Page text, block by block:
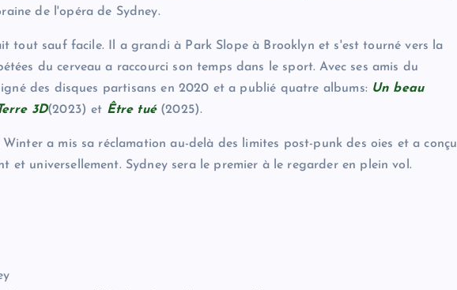
de l'opéra de Sydney.
tout sauf facile. Il a grandi à Park Slope à Brooklyn et s'est tourné vers la
du cerveau a raccourci son temps dans le sport. Avec ses amis du
des disques partisans en 2020 et a publié quatre albums: Un beau
3D(2023) et Être tué(2025).
a mis sa réclamation au-delà des limites post-punk des oies et a conçu
et universellement. Sydney sera le premier à le regarder en plein vol.